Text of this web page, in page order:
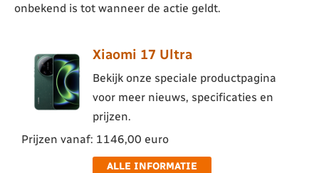
onbekend is tot wanneer de actie geldt.
Xiaomi 17 Ultra
Bekijk onze speciale productpagina
voor meer nieuws, specificaties en
prijzen.
Prijzen vanaf: 1146,00 euro
ALLE INFORMATIE